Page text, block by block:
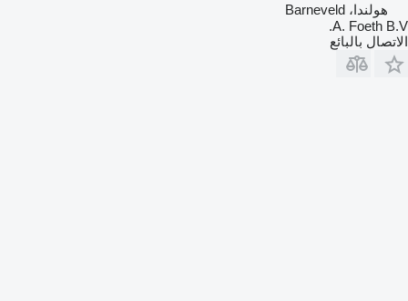
هولندا، Barneveld
A. Foeth B.V.
الاتصال بالبائع